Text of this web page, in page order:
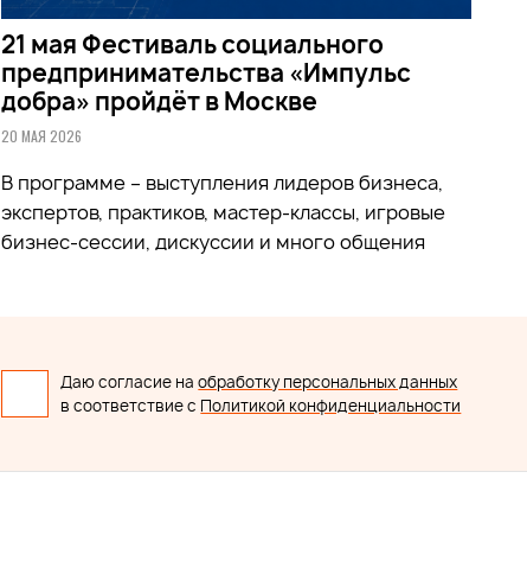
21 мая Фестиваль социального
предпринимательства «Импульс
добра» пройдёт в Москве
20 МАЯ 2026
В программе – выступления лидеров бизнеса,
экспертов, практиков, мастер-классы, игровые
бизнес-сессии, дискуссии и много общения
Даю согласие наобработку персональных данных
в соответствие с Политикой конфиденциальности